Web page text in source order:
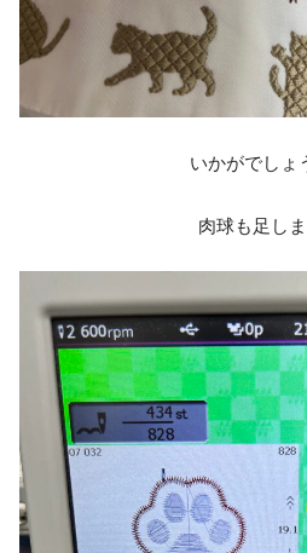
いかがでしょ
肉球も足しま